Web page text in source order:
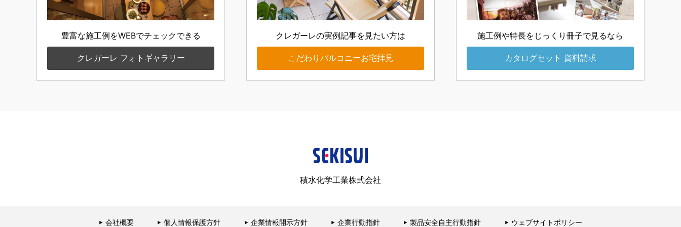
豊富な施工例をWEBでチェックできる
クレガーレ フォトギャラリー
クレガーレの実例記事を 見たい方は
こだわりバルコニーお宅拝見
施工例や特長をじっくり 冊子で見るなら
カタログセット 資料請求
積水化学工業株式会社
会社概要 個人情報保護方針 企業情報開示方針 企業行動指針 製品安全自主行動指針 ウェブサイトポリシー